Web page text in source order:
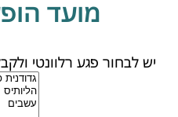
מועד
יש לבחור פגע רלוונטי